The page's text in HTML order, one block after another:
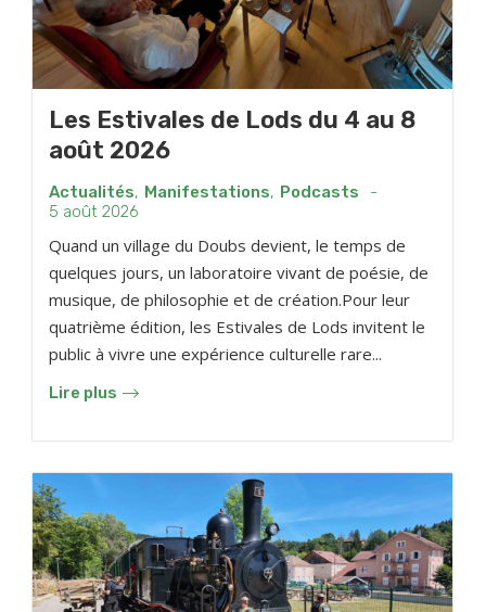
Les Estivales de Lods du 4 au 8
août 2026
Actualités, Manifestations, Podcasts
-
5 août 2026
Quand un village du Doubs devient, le temps de
quelques jours, un laboratoire vivant de poésie, de
musique, de philosophie et de création.Pour leur
quatrième édition, les Estivales de Lods invitent le
public à vivre une expérience culturelle rare...
Lire plus